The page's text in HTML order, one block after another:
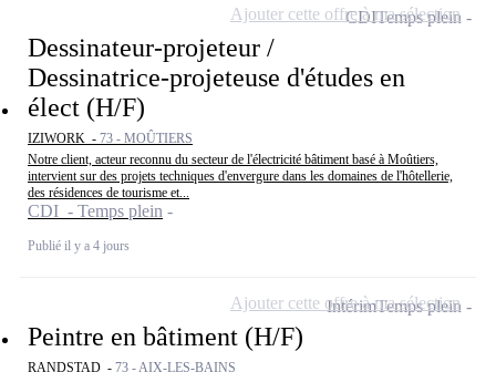
Dessinateur-projeteur /
Dessinatrice-projeteuse d'études en
élect (H/F)
IZIWORK - 73 - MOÛTIERS
Notre client, acteur reconnu du secteur de l'électricité bâtiment basé à Moûtiers,
intervient sur des projets techniques d'envergure dans les domaines de l'hôtellerie,
des résidences de tourisme et...
CDI - Temps plein
Publié il y a 4 jours
CDITemps plein
Ajouter cette offre à ma sélection
Peintre en bâtiment (H/F)
RANDSTAD - 73 - AIX-LES-BAINS
IntérimTemps plein
Ajouter cette offre à ma sélection